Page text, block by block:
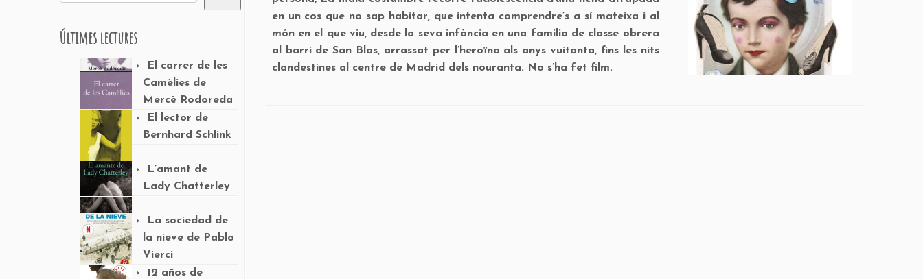
Últimes lectures
El carrer de les
Camèlies de
Mercè Rodoreda
El lector de
Bernhard Schlink
L’amant de
Lady Chatterley
La sociedad de
la nieve de Pablo
Vierci
12 años de
en un cos que no sap habitar, que intenta comprendre’s a sí mateixa i al
món en el que viu, desde la seva infància en una familia de classe obrera
al barri de San Blas, arrassat per l’heroïna als anys vuitanta, fins les nits
clandestines al centre de Madrid dels nouranta. No s’ha fet film.